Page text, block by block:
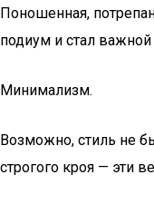
Поношенная,
подиум и стал
Минимализм.
Возможно, стиль не
строгого кроя — эти